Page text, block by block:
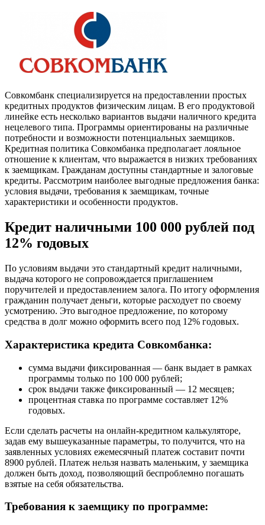
Совкомбанк специализируется на предоставлении простых
кредитных продуктов физическим лицам. В его продуктовой
линейке есть несколько вариантов выдачи наличного кредита
нецелевого типа. Программы ориентированы на различные
потребности и возможности потенциальных заемщиков.
Кредитная политика Совкомбанка предполагает лояльное
отношение к клиентам, что выражается в низких требованиях
к заемщикам. Гражданам доступны стандартные и залоговые
кредиты. Рассмотрим наиболее выгодные предложения банка:
условия выдачи, требования к заемщикам, точные
характеристики и особенности продуктов.
Кредит наличными 100 000 рублей под
12% годовых
По условиям выдачи это стандартный кредит наличными,
выдача которого не сопровождается приглашением
поручителей и предоставлением залога. По итогу оформления
гражданин получает деньги, которые расходует по своему
усмотрению. Это выгодное предложение, по которому
средства в долг можно оформить всего под 12% годовых.
Характеристика кредита Совкомбанка:
сумма выдачи фиксированная — банк выдает в рамках
программы только по 100 000 рублей;
срок выдачи также фиксированный — 12 месяцев;
процентная ставка по программе составляет 12%
годовых.
Если сделать расчеты на онлайн-кредитном калькуляторе,
задав ему вышеуказанные параметры, то получится, что на
заявленных условиях ежемесячный платеж составит почти
8900 рублей. Платеж нельзя назвать маленьким, у заемщика
должен быть доход, позволяющий беспроблемно погашать
взятые на себя обязательства.
Требования к заемщику по программе: